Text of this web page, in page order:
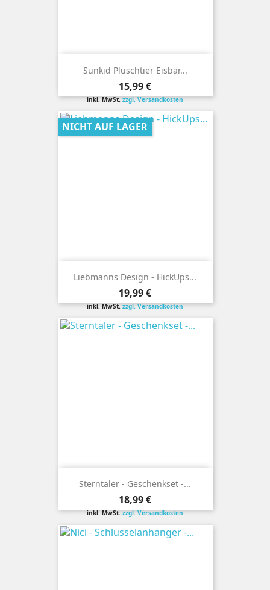
Sunkid Plüschtier Eisbär...
Preis
15,99 €
inkl. MwSt.zzgl. Versandkosten
Liebmanns Design - HickUps...
Preis
19,99 €
inkl. MwSt.zzgl. Versandkosten
NICHT AUF LAGER
Sterntaler - Geschenkset -...
Preis
18,99 €
inkl. MwSt.zzgl. Versandkosten